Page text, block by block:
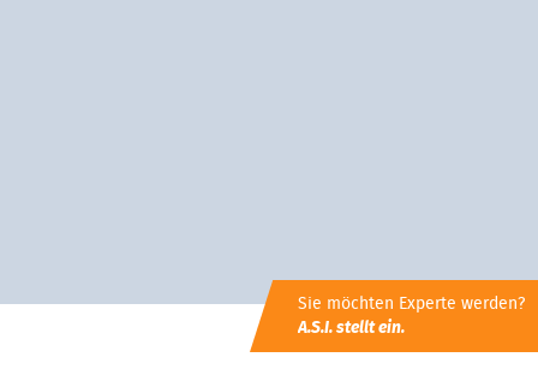
Sie möchten Experte werden?
A.S.I. stellt ein.